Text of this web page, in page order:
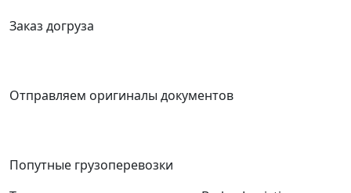
Заказ догруза
Отправляем оригиналы документов
Попутные грузоперевозки